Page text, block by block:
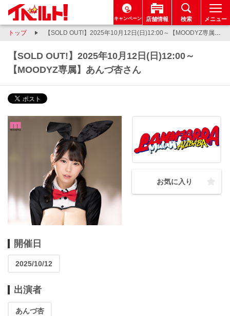
キャンペーン 店舗情報 検索 メニュー
トップ 【SOLD OUT!】2025年10月12日(日)12:00～【MOODYZ専属】あんづ杏さん
【SOLD OUT!】2025年10月12日(日)12:00～
【MOODYZ専属】あんづ杏さん
お気に入り
開催日
2025/10/12
出演者
あんづ杏